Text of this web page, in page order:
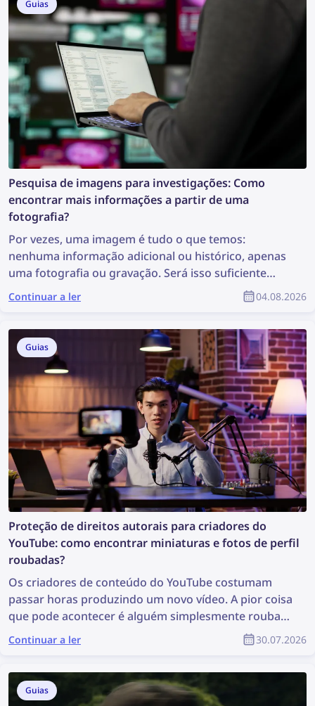
Guias
Pesquisa de imagens para investigações: Como
encontrar mais informações a partir de uma
fotografia?
Por vezes, uma imagem é tudo o que temos:
nenhuma informação adicional ou histórico, apenas
uma fotografia ou gravação. Será isso suficiente
para iniciar uma investigação? Pode não ser a
situação ideal, mas é suficiente para realizar uma
valiosas e apoiar a investigação. Então, como pode
encontrar mais informações a partir de uma
fotografia?
Continuar a ler 04.08.2026
Guias
Proteção de direitos autorais para criadores do
YouTube: como encontrar miniaturas e fotos de perfil
roubadas?
Os criadores de conteúdo do YouTube costumam
passar horas produzindo um novo vídeo. A pior coisa
que pode acontecer é alguém simplesmente roubar
esse conteúdo, reutilizá-lo sem autorização e o
criador não receber nenhum reconhecimento pelo
proteger seus direitos autorais como parte da
comunidade do YouTube?
Continuar a ler 30.07.2026
Guias